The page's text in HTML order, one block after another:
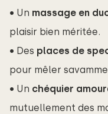
• Un massage en
plaisir bien méritée.
• Des places de
pour mêler
• Un chéquier
mutuellement des